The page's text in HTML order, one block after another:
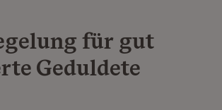
für gut
Geduldete